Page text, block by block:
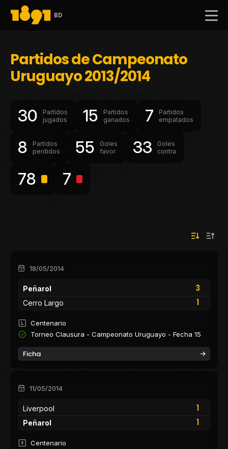
BD
Partidos de Campeonato
Uruguayo 2013/2014
30
Partidos
jugados
15
Partidos
ganados
7
Partidos
empatados
8
Partidos
perdidos
55
Goles
favor
33
Goles
contra
78 7
18/05/2014
Peñarol
3
1
Cerro Largo
Centenario
Torneo Clausura - Campeonato Uruguayo - Fecha 15
Ficha
11/05/2014
Liverpool
1
1
Peñarol
Centenario